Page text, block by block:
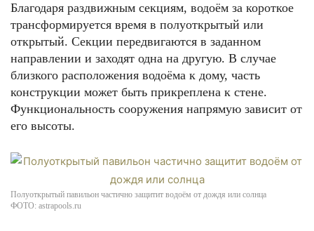
Благодаря раздвижным секциям, водоём за короткое
трансформируется время в полуоткрытый или
открытый. Секции передвигаются в заданном
направлении и заходят одна на другую. В случае
близкого расположения водоёма к дому, часть
конструкции может быть прикреплена к стене.
Функциональность сооружения напрямую зависит от
его высоты.
Полуоткрытый павильон частично защитит водоём от дождя или солнца
ФОТО: astrapools.ru